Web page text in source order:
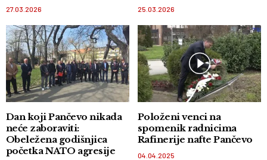
27.03.2026 25.03.2026
Dan koji Pančevo nikada
neće zaboraviti:
Obeležena godišnjica
početka NATO agresije
Položeni venci na
spomenik radnicima
Rafinerije nafte Pančevo
04.04.2025